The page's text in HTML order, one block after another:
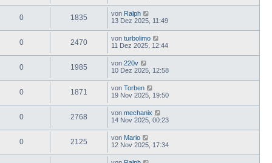
0 1835 von Ralph
13 Dez 2025, 11:49
0 2470 von turbolimo
11 Dez 2025, 12:44
0 1985 von 220v
10 Dez 2025, 12:58
0 1871 von Torben
19 Nov 2025, 19:50
0 2768 von mechanix
14 Nov 2025, 00:23
0 2125 von Mario
12 Nov 2025, 17:34